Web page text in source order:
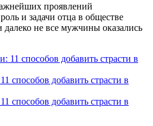
проявлений
и задачи отца в обществе
не все мужчины оказались
способов добавить страсти в
способов добавить страсти в